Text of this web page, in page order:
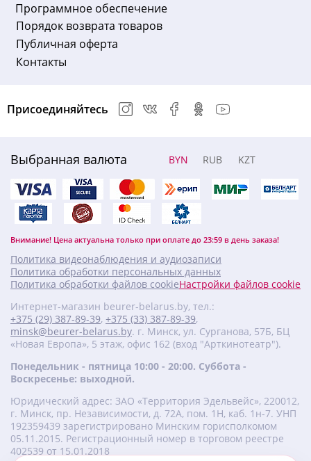
Программное обеспечение
Порядок возврата товаров
Публичная оферта
Контакты
Выбранная валюта BYN RUB KZT
Внимание! Цена актуальна только при оплате до 23:59 в день заказа!
Присоединяйтесь
Политика видеонаблюдения и аудиозаписи
Политика обработки персональных данных
Политика обработки файлов cookieНастройки файлов cookie
Интернет-магазин beurer-belarus.by, тел.:
+375 (29) 387-89-39, +375 (33) 387-89-39,
minsk@beurer-belarus.by. г. Минск, ул. Сурганова, 57Б, БЦ
«Новая Европа», 5 этаж, офис 162 (вход "Арткинотеатр").
Понедельник - пятница 10:00 - 20:00. Суббота -
Воскресенье: выходной.
Юридический адрес: ЗАО «Территория Эдельвейс», 220012,
г. Минск, пр. Независимости, д. 72А, пом. 1Н, каб. 1н-7. УНП
‎192359439 зарегистрировано Минским горисполкомом
05.11.2015. Регистрационный номер в торговом реестре
402539 от 15.01.2018